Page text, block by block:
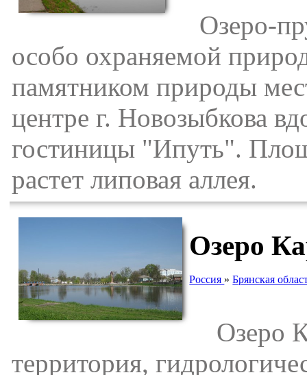
Озеро-
особо охраняемой
памятником природы
центре г. Новозыбкова
гостиницы "Ипуть".
растет липовая аллея.
Озеро
Россия »Брянская
Озеро
территория,